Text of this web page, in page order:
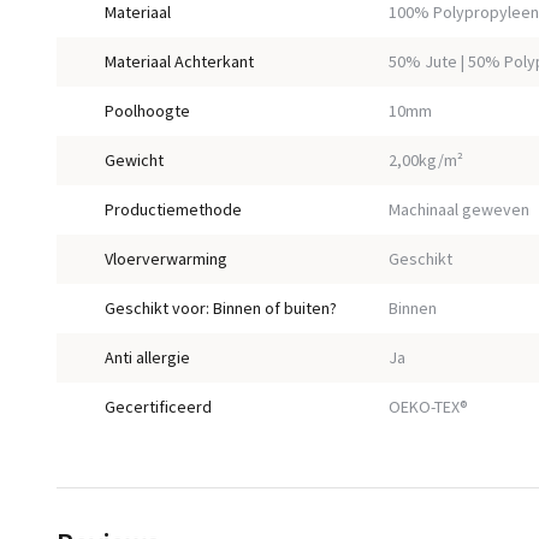
Materiaal 100% Polypropyleen
Materiaal Achterkant 50% Jute | 50%
Poolhoogte 10mm
Gewicht 2,00kg/m²
Productiemethode Machinaal geweven
Vloerverwarming Geschikt
Geschikt voor: Binnen of buiten? Binnen
Anti allergie Ja
Gecertificeerd OEKO-TEX®